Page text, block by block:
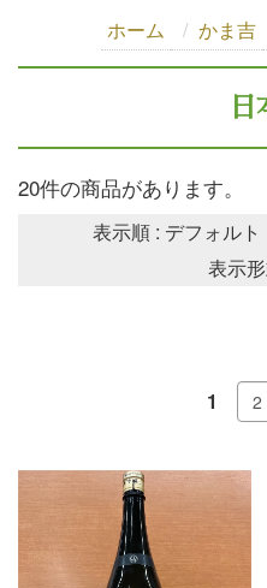
ホーム かま吉
日
20件の商品があります。
表示順 : デフォルト
表示
1 2